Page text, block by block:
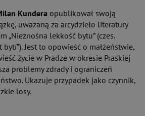
Kundera opublikował swoją
uważaną za arcydzieło literatury
„Nieznośna lekkość bytu” (czes.
Jest to opowieść o małżeństwie,
życie w Pradze w okresie Praskiej
problemy zdrady i ograniczeń
Ukazuje przypadek jako czynnik,
losy.